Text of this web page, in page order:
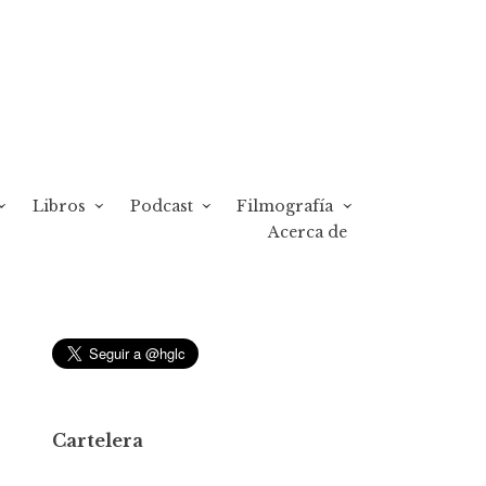
Libros Podcast
Filmografía
Acerca de
Cartelera